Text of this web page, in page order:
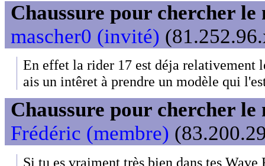
Chaussure pour chercher
mascher0 (invité)
En effet la rider 17 est déja relativement
ais un intêret à prendre un modèle qui
Chaussure pour chercher
Frédéric (membre)
Si tu es vraiment très bien dans tes Wave